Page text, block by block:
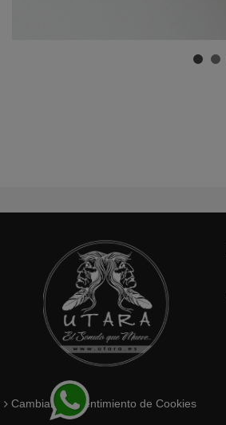
Cambiar Consentimiento de Cookies